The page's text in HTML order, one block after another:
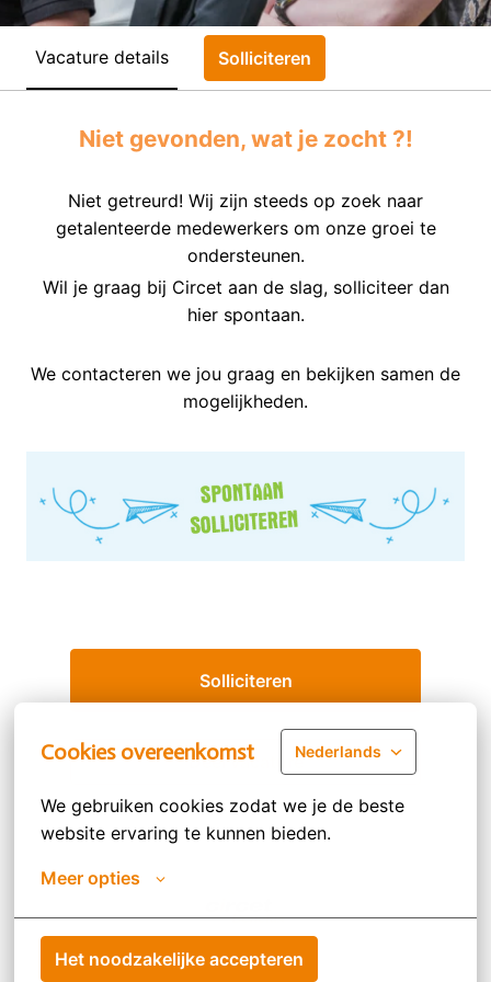
Cookies overeenkomst Nederlands
We gebruiken cookies zodat we je de beste
website ervaring te kunnen bieden.
Meer opties
Het noodzakelijke accepteren
Vacature details Solliciteren
Niet gevonden, wat je zocht ?!
Niet getreurd! Wij zijn steeds op zoek naar
getalenteerde medewerkers om onze groei te
ondersteunen.
Wil je graag bij Circet aan de slag, solliciteer dan
hier spontaan.
We contacteren we jou graag en bekijken samen de
mogelijkheden.
Solliciteren
Deel vacature
Homepagina